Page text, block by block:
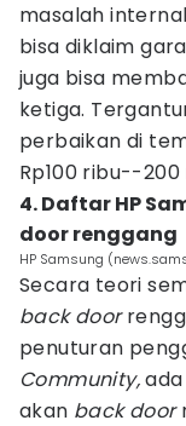
masalah
bisa diklaim
juga bisa
ketiga.
perbaikan di
Rp100 ribu--200
4. Daftar HP
door renggang
HP Samsung
Secara teori
back door
penuturan
Community,
akan back door